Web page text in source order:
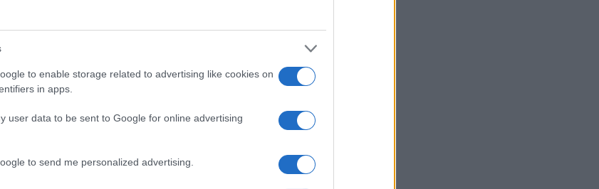
to enable storage related to advertising like cookies on
in apps.
user data to be sent to Google for online advertising
to send me personalized advertising.
της Navistar. Η TRATON αναμένει να
να οριστικοποιήσει την πρόταση και δεν θα
συναλλαγή.